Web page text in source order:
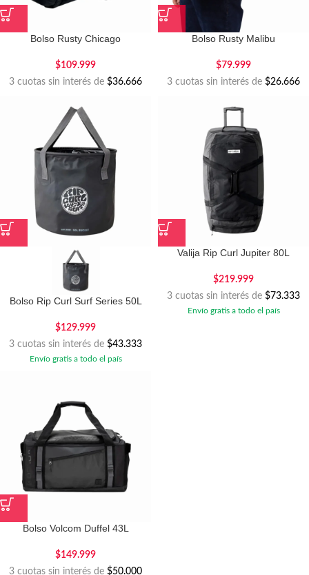
Bolso Rusty Chicago
$109.999
3 cuotas sin interés de $36.666
Bolso Rusty Malibu
$79.999
3 cuotas sin interés de $26.666
Bolso Rip Curl Surf Series 50L
$129.999
3 cuotas sin interés de $43.333
Envío gratis a todo el país
Valija Rip Curl Jupiter 80L
$219.999
3 cuotas sin interés de $73.333
Envío gratis a todo el país
Bolso Volcom Duffel 43L
$149.999
3 cuotas sin interés de $50.000